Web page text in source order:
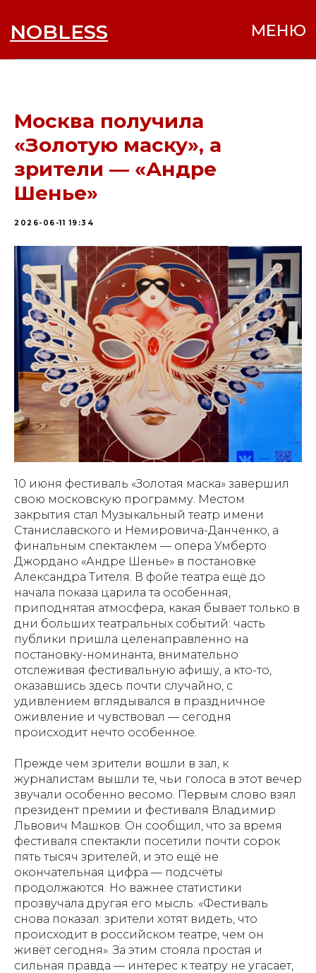
NOBLESS
Москва получила
«Золотую маску», а
зрители — «Андре
Шенье»
2026-06-11 19:34
10 июня фестиваль «Золотая маска» завершил
свою московскую программу. Местом
закрытия стал Музыкальный театр имени
Станиславского и Немировича-Данченко, а
финальным спектаклем — опера Умберто
Джордано «Андре Шенье» в постановке
Александра Тителя. В фойе театра ещё до
начала показа царила та особенная,
приподнятая атмосфера, какая бывает только в
дни больших театральных событий: часть
публики пришла целенаправленно на
постановку-номинанта, внимательно
отслеживая фестивальную афишу, а кто-то,
оказавшись здесь почти случайно, с
удивлением вглядывался в праздничное
оживление и чувствовал — сегодня
происходит нечто особенное.
Прежде чем зрители вошли в зал, к
журналистам вышли те, чьи голоса в этот вечер
звучали особенно весомо. Первым слово взял
президент премии и фестиваля Владимир
Львович Машков. Он сообщил, что за время
фестиваля спектакли посетили почти сорок
пять тысяч зрителей, и это ещё не
окончательная цифра — подсчёты
продолжаются. Но важнее статистики
прозвучала другая его мысль: «Фестиваль
снова показал: зрители хотят видеть, что
происходит в российском театре, чем он
живёт сегодня». За этим стояла простая и
сильная правда — интерес к театру не угасает,